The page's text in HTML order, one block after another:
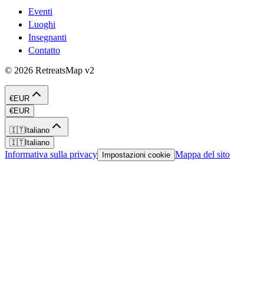
Eventi
Luoghi
Insegnanti
Contatto
© 2026 RetreatsMap v2
€EUR
€EUR
🇮🇹Italiano
🇮🇹Italiano
Informativa sulla privacy Impostazioni cookie Mappa del sito